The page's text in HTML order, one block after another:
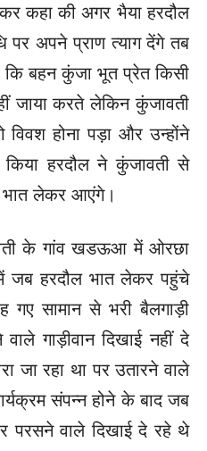
कहा की अगर भैया हरदौल
पर अपने प्राण त्याग देंगे तब
बहन कुंजा भूत प्रेत किसी
जाया करते लेकिन कुंजावती
होना पड़ा और उन्होंने
हरदौल ने कुंजावती से
भात लेकर आएंगे।
के गांव खडऊआ में ओरछा
जब हरदौल भात लेकर पहुंचे
सामान से भरी बैलगाड़ी
गाड़ीवान दिखाई नहीं दे
जा रहा था पर उतारने वाले
संपन्न होने के बाद जब
परसने वाले दिखाई दे रहे थे